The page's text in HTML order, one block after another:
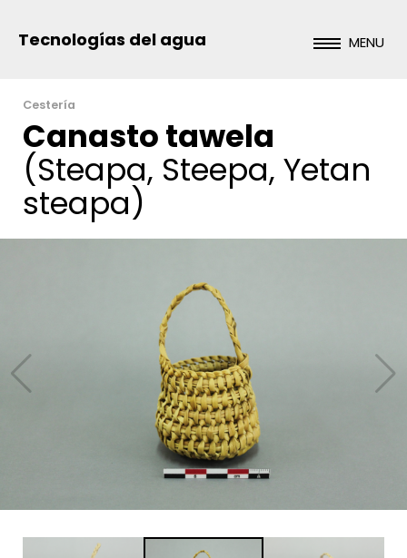
Tecnologías del agua MENU
Cestería
Canasto tawela
(Steapa, Steepa, Yetan
steapa)